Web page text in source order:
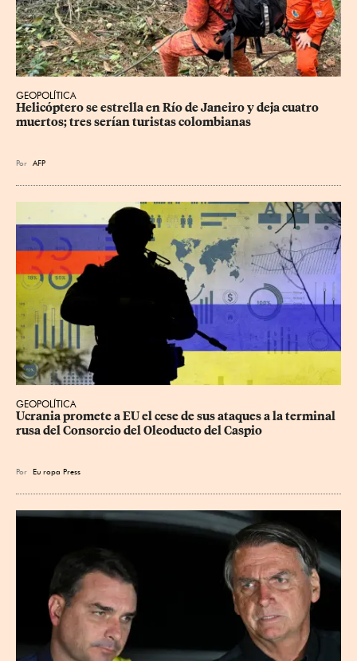
GEOPOLÍTICA
Helicóptero se estrella en Río de Janeiro y deja cuatro
muertos; tres serían turistas colombianas
Por AFP
GEOPOLÍTICA
Ucrania promete a EU el cese de sus ataques a la terminal
rusa del Consorcio del Oleoducto del Caspio
Por Eu ropa Press